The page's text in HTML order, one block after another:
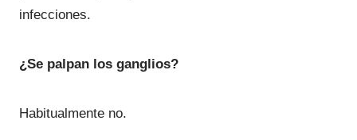
infecciones.
¿Se palpan los ganglios?
Habitualmente no.